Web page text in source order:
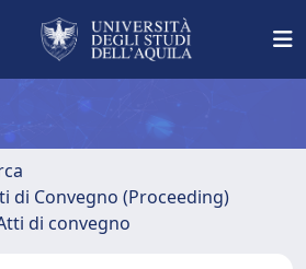
di Convegno (Proceeding)
di convegno